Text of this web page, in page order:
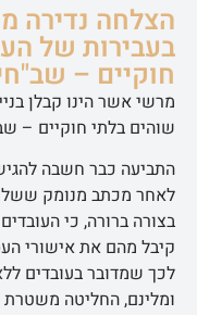
הצלחה נדירה
בעבירות של
חוקיים –
מרשי אשר הינו קבלן
שוהים בלתי חוקיים –
התביעה כבר חשבה
לאחר מכתב מנומק
בצורה ברורה, כי
קיבל מהם את אישורי
לכך שמדובר בעובדים
ומלינם, החליטה